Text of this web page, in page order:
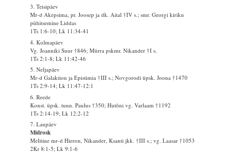
3. Teisipäev
Mr-d Akepsima, pr. Joosep ja dk. Aital †IV s.; smr. Georgi kiriku
pühitsemine Liddas
1Ts 1:6-10; Lk 11:34-41
4. Kolmapäev
Vg. Joanniki Suur †846; Mürra pskmr. Nikander †I s.
1Ts 2:1-8; Lk 11:42-46
5. Neljapäev
Mr-d Galaktion ja Epistimia †III s.; Novgorodi üpsk. Joona †1470
1Ts 2:9-14; Lk 11:47-12:1
6. Reede
Konst. üpsk. tunn. Paulus †350; Hutõni vg. Varlaam †1192
1Ts 2:14-19; Lk 12:2-12
7. Laupäev
Midrosk
Melitine mr-d Hieron, Nikander, Ksanti jkk. †III s.; vg. Laasar †1053
2Kr 8:1-5; Lk 9:1-6